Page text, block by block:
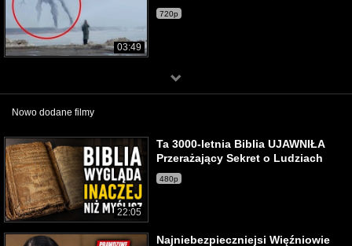
03:49
720p
Nowo dodane filmy
22:05
Ta 3000-letnia Biblia UJAWNIŁA
Przerażający Sekret o Ludziach
480p
Najniebezpieczniejsi Więźniowie